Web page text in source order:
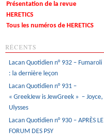
Présentation de la revue
HERETICS
Tous les numéros de HERETICS
RÉCENTS
Lacan Quotidien n° 932 – Fumaroli
: la dernière leçon
Lacan Quotidien n° 931 –
« GreekJew is JewGreek » – Joyce,
Ulysses
Lacan Quotidien n° 930 – APRÈS LE
FORUM DES PSY